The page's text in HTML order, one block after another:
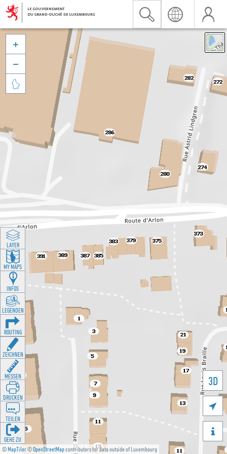
©MapTiler©OpenStreetMapcontributors for data outside of Luxembourg
3D





LAYER
MY MAPS
INFOS
LEGENDEN
ROUTING
ZEICHNEN
MESSEN
DRUCKEN
TEILEN
GEHE ZU